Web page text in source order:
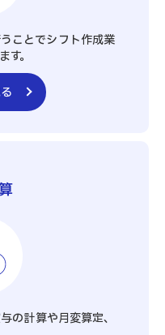
ことでシフト作成業
。
の計算や月変算定、